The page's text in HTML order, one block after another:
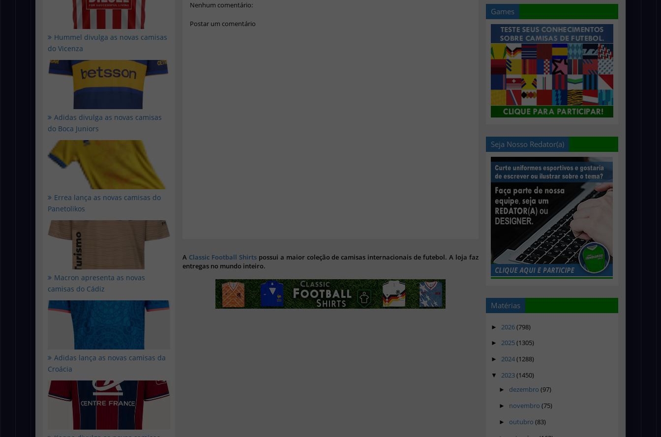
Hummel divulga as novas camisas
do Vicenza
Adidas divulga as novas camisas
do Boca Juniors
Errea lança as novas camisas do
Panetolikos
Macron apresenta as novas
camisas do Cádiz
Adidas lança as novas camisas da
Croácia
Nenhum comentário:
Postar um comentário
A Classic Football Shirts possui a maior coleção de camisas internacionais de futebol. A loja faz
entregas no mundo inteiro.
Games
Seja Nosso Redator(a)
Matérias
► 2026(798)
► 2025(1305)
► 2024(1288)
▼ 2023(1450)
► dezembro (97)
► novembro (75)
► outubro (83)